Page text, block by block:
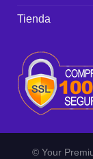
Tienda
© Your